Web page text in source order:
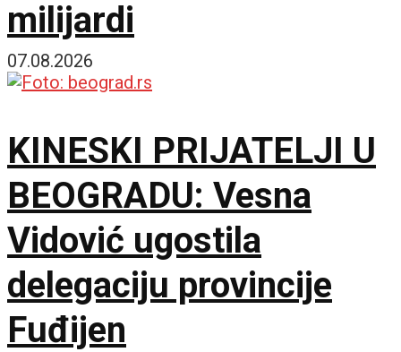
milijardi
07.08.2026
KINESKI PRIJATELJI U
BEOGRADU: Vesna
Vidović ugostila
delegaciju provincije
Fuđijen